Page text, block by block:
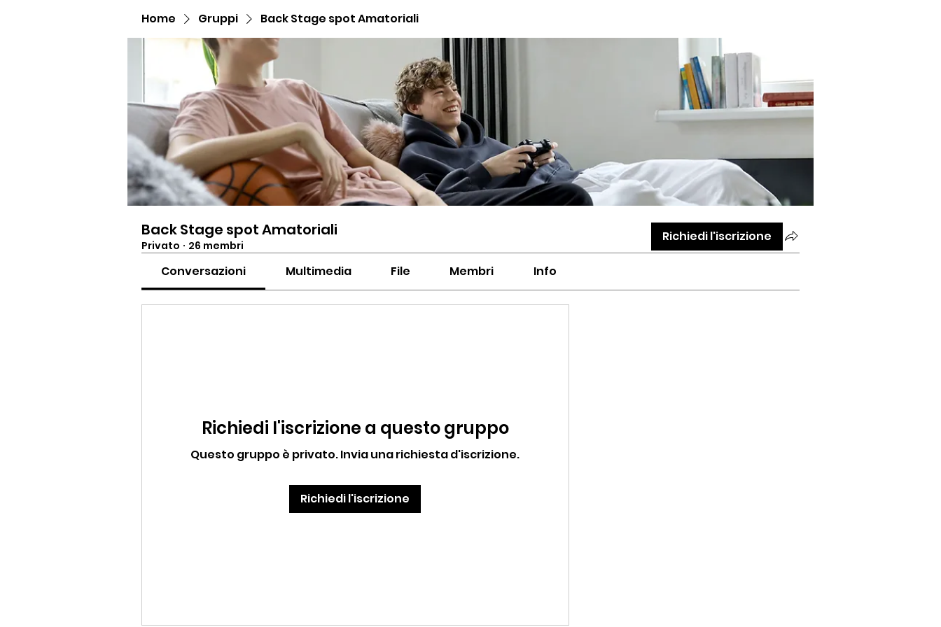
Home Gruppi Back Stage spot Amatoriali
Back Stage spot Amatoriali
Privato · 26 membri
Richiedi l'iscrizione
Conversazioni Multimedia File Membri Info
Richiedi l'iscrizione a questo gruppo
Questo gruppo è privato. Invia una richiesta d'iscrizione.
Richiedi l'iscrizione